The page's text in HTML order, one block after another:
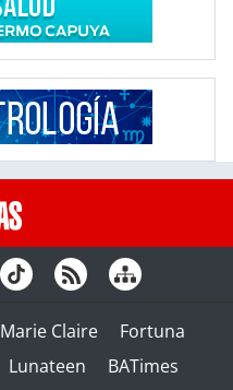
Marie Claire
Fortuna
Lunateen BATimes